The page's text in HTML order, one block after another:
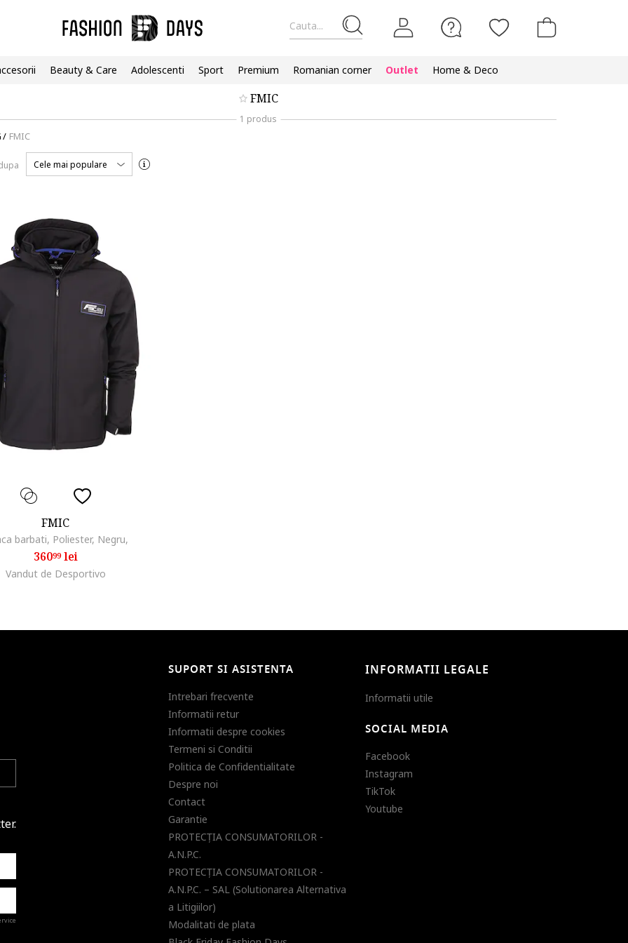
Cauta...
Beauty & Care Adolescenti Sport Premium Romanian corner Outlet Home & Deco
FMIC
1 produs
/ FMIC
Cele mai populare
FMIC
barbati, Poliester, Negru,
36099lei
Vandut de Desportivo
SUPORT SI ASISTENTA
Intrebari frecvente
Informatii retur
Informatii despre cookies
Termeni si Conditii
Politica de Confidentialitate
Despre noi
Contact
Garantie
PROTECŢIA CONSUMATORILOR -
A.N.P.C.
PROTECŢIA CONSUMATORILOR -
A.N.P.C. – SAL (Solutionarea Alternativa
a Litigiilor)
Modalitati de plata
INFORMATII LEGALE
Informatii utile
SOCIAL MEDIA
Facebook
Instagram
TikTok
Youtube